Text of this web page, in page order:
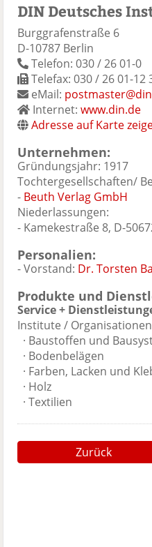
DIN Deutsches
Burggrafenstraße 6
D-10787 Berlin
Telefon: 030 / 26 01-0
Telefax: 030 / 26 01-12
eMail:
Internet: www.din.de
Adresse auf Karte
Unternehmen:
Gründungsjahr: 1917
Tochtergesellschaften/
- Beuth Verlag GmbH
Niederlassungen:
- Kamekestraße 8, D-
Personalien:
- Vorstand: Dr. Torsten
Produkte und
Service +
Institute /
· Baustoffen und
· Bodenbelägen
· Farben, Lacken und
· Holz
· Textilien
Zurück